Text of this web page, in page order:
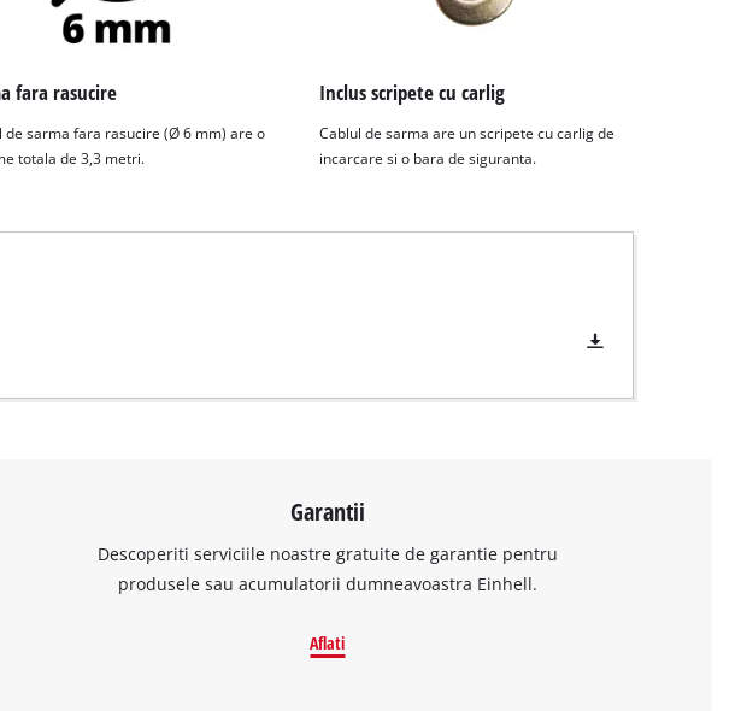
Maps!
to load due
to the
used.
fara rasucire
de sarma fara rasucire (Ø 6 mm) are o
totala de 3,3 metri.
Inclus scripete cu carlig
Cablul de sarma are un scripete cu carlig de
incarcare si o bara de siguranta.
Garantii
Descoperiti serviciile noastre gratuite de garantie pentru
produsele sau acumulatorii dumneavoastra Einhell.
Aflati